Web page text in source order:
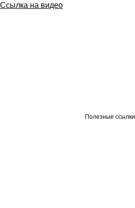
Ссылка на видео
Полезные ссылки